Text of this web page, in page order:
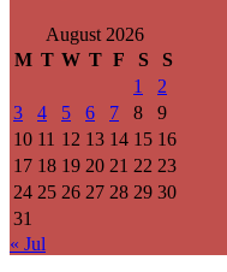
August 2026
M T W T F S
S
1
2
3
4 5 6 7 8
9
10 11 12 13 14 15 16
17 18 19 20 21 22 23
24 25 26 27 28 29 30
31
« Jul